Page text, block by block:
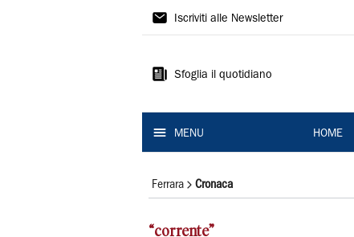
La
Ferrara
Iscriviti alle Newsletter
Sfoglia il quotidiano
MENU HOME
Ferrara Cronaca
“corrente”